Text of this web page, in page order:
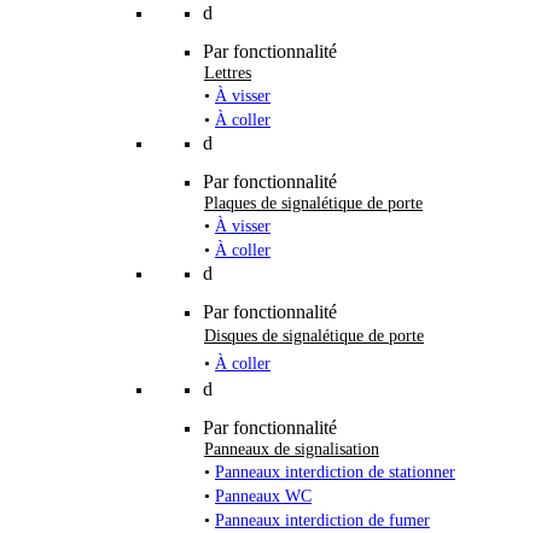
d
Par fonctionnalité
Lettres
• À visser
• À coller
d
Par fonctionnalité
Plaques de signalétique de porte
• À visser
• À coller
d
Par fonctionnalité
Disques de signalétique de porte
• À coller
d
Par fonctionnalité
Panneaux de signalisation
• Panneaux interdiction de stationner
• Panneaux WC
• Panneaux interdiction de fumer